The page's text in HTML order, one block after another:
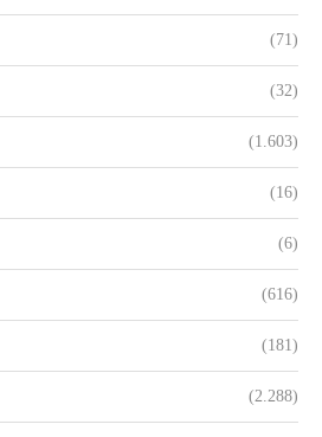
(71)
(32)
(1.603)
(16)
(6)
(616)
(181)
(2.288)